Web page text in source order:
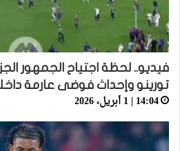
فيديو.. لحظة اجتياح الجمهور
تورينو وإحداث فوضى عارمة
14:04 | 1 أبريل، 2026